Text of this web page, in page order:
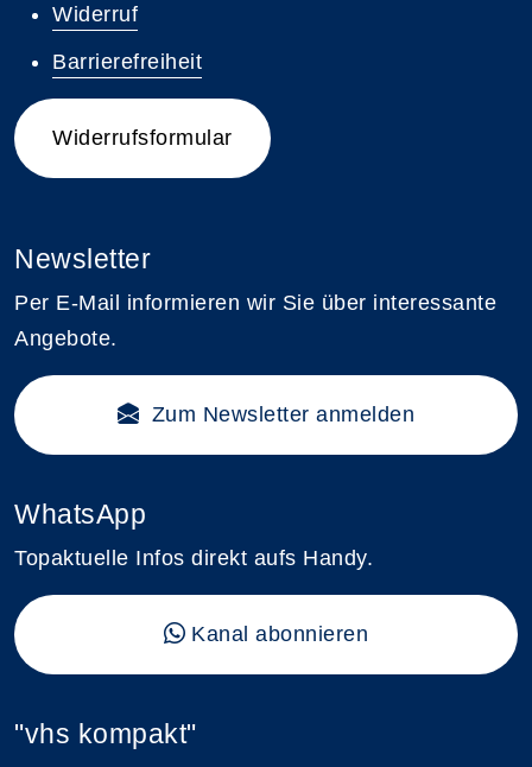
Widerruf
Barrierefreiheit
Widerrufsformular
Newsletter
Per E-Mail informieren wir Sie über interessante
Angebote.
Zum Newsletter anmelden
WhatsApp
Topaktuelle Infos direkt aufs Handy.
Kanal abonnieren
"vhs kompakt"